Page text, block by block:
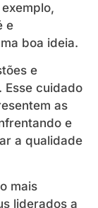
e
boa ideia.
e
Esse cuidado
as
e
a qualidade
mais
liderados a